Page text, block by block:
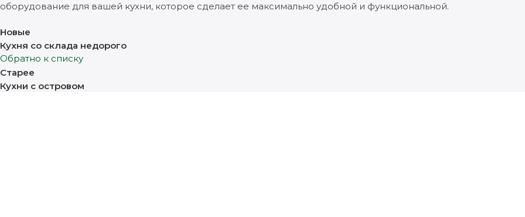
оборудование для вашей кухни, которое сделает ее максимально удобной и функциональной.
Новые
Кухня со склада недорого
Обратно к списку
Старее
Кухни с островом